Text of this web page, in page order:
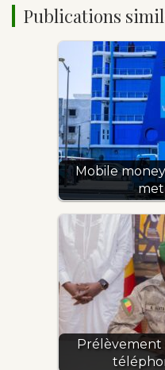
Publications
Mobile
Prélèvement